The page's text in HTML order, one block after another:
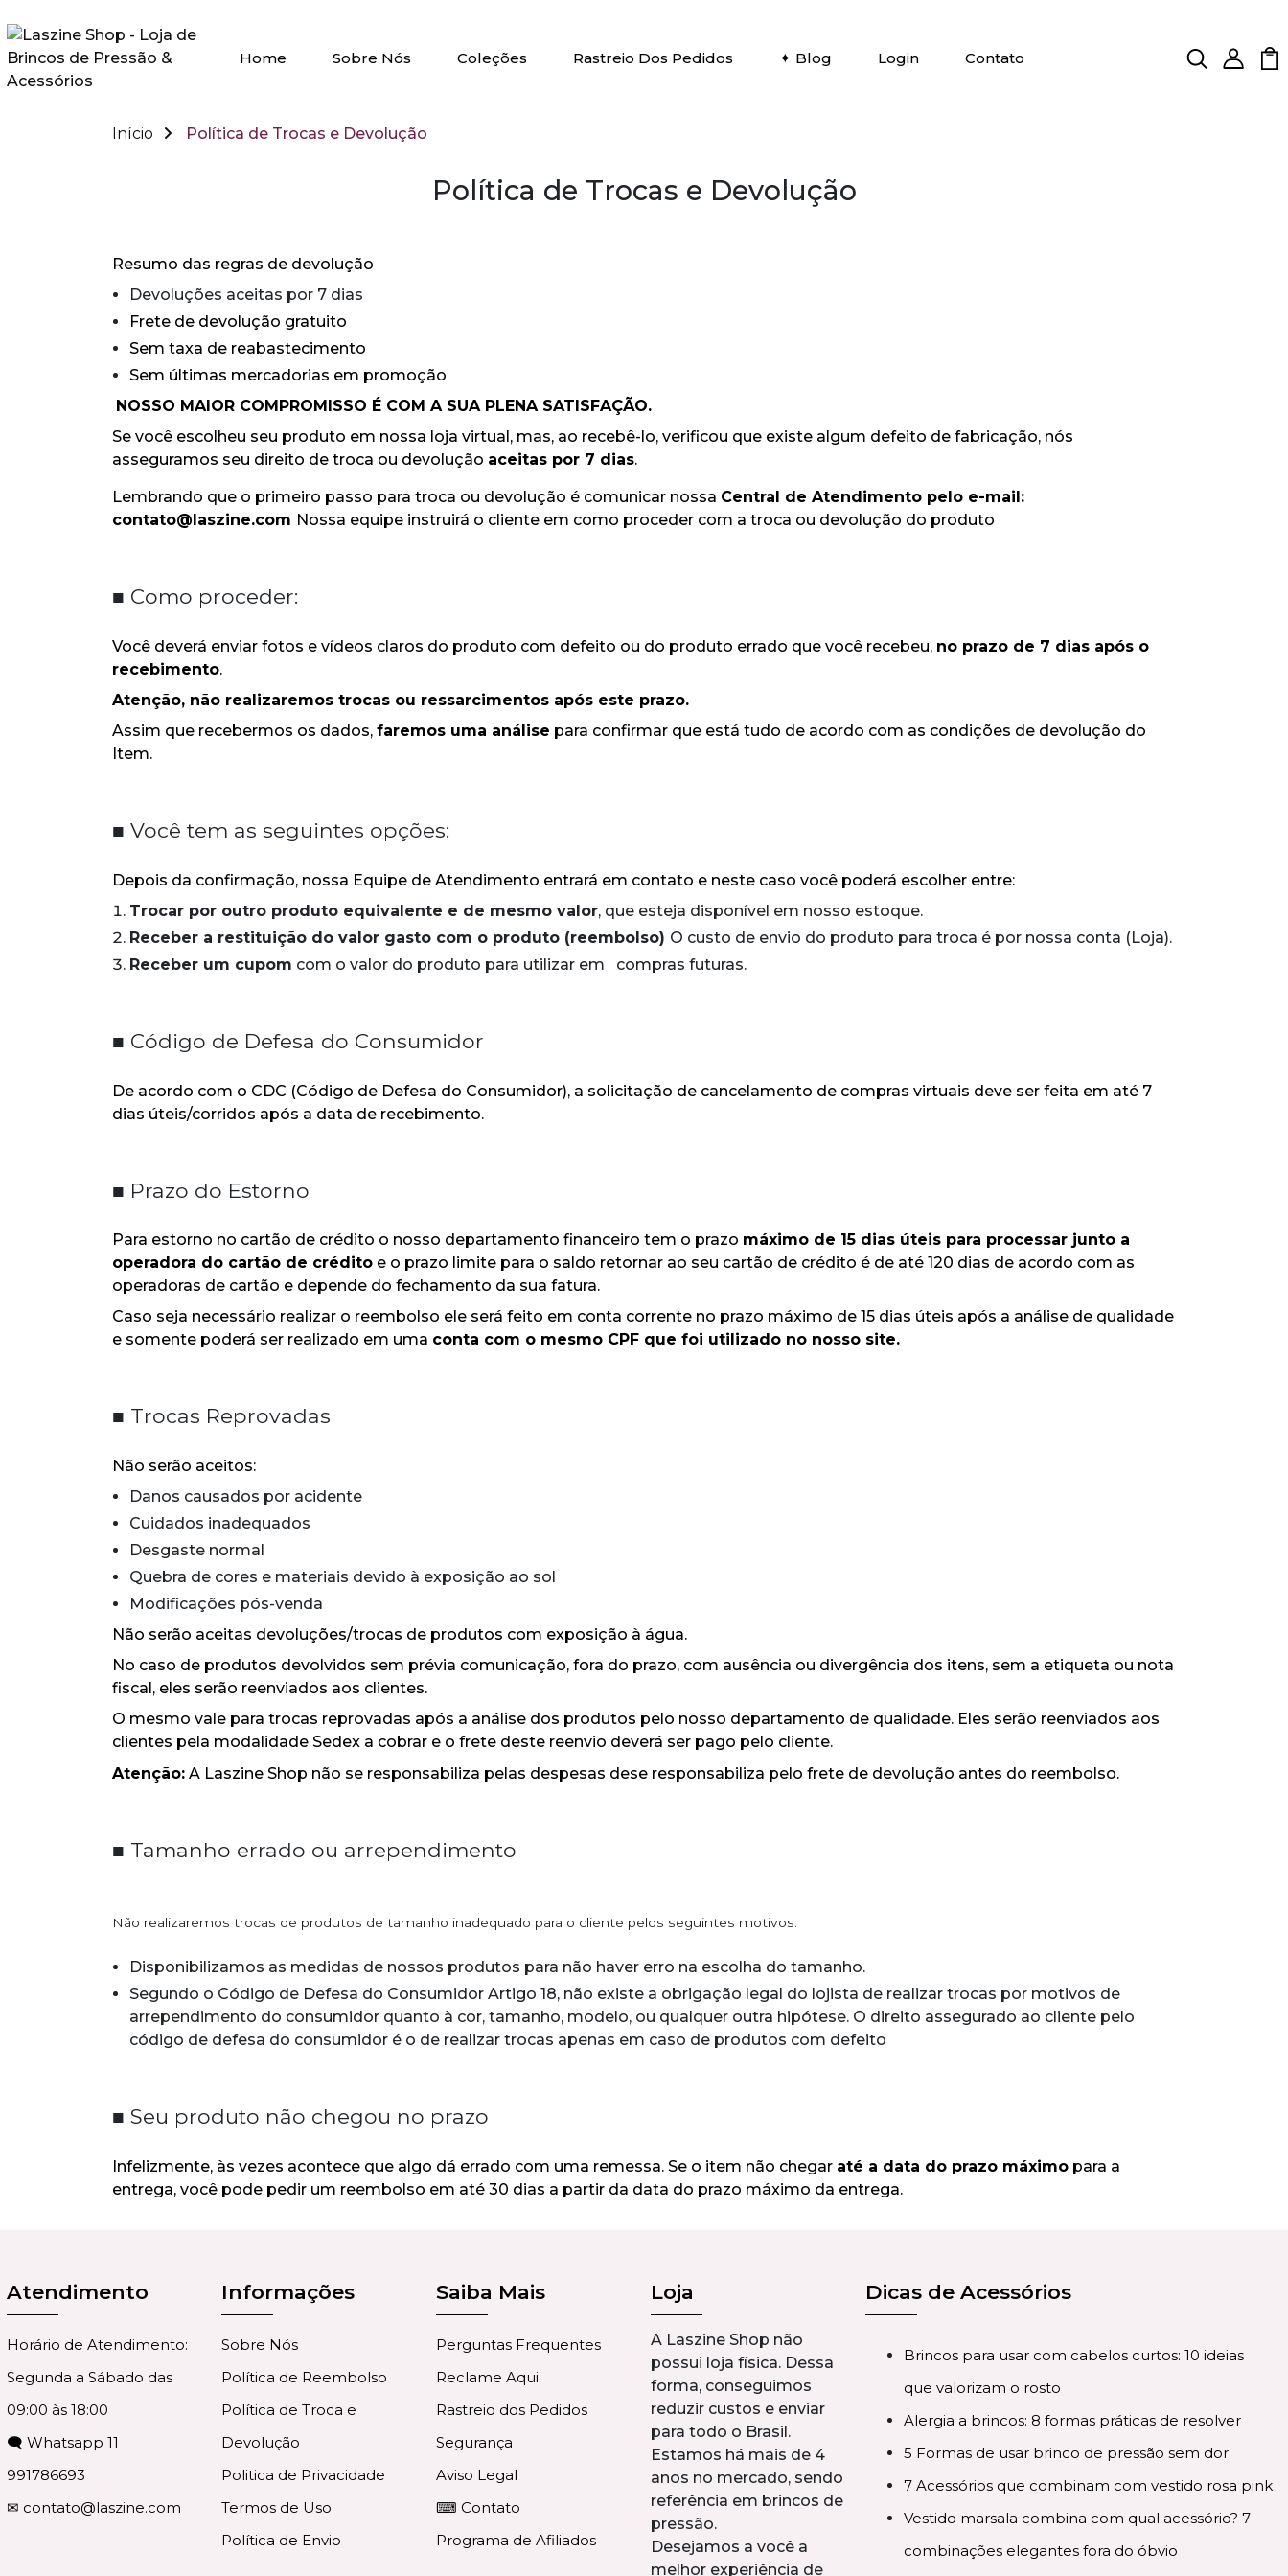
Home Sobre Nós Coleções Rastreio Dos Pedidos ✦ Blog Login Contato
Início Política de Trocas e Devolução
Política de Trocas e Devolução
Resumo das regras de devolução
Devoluções aceitas por 7 dias
Frete de devolução gratuito
Sem taxa de reabastecimento
Sem últimas mercadorias em promoção
NOSSO MAIOR COMPROMISSO É COM A SUA PLENA SATISFAÇÃO.
Se você escolheu seu produto em nossa loja virtual, mas, ao recebê-lo, verificou que existe algum defeito de fabricação, nós
asseguramos seu direito de troca ou devolução aceitas por 7 dias.
Lembrando que o primeiro passo para troca ou devolução é comunicar nossa Central de Atendimento pelo e-mail:
contato@laszine.com Nossa equipe instruirá o cliente em como proceder com a troca ou devolução do produto
■ Como proceder:
Você deverá enviar fotos e vídeos claros do produto com defeito ou do produto errado que você recebeu, no prazo de 7 dias após o
recebimento.
Atenção, não realizaremos trocas ou ressarcimentos após este prazo.
Assim que recebermos os dados, faremos uma análise para confirmar que está tudo de acordo com as condições de devolução do
Item.
■ Você tem as seguintes opções:
Depois da confirmação, nossa Equipe de Atendimento entrará em contato e neste caso você poderá escolher entre:
Trocar por outro produto equivalente e de mesmo valor, que esteja disponível em nosso estoque.
Receber a restituição do valor gasto com o produto (reembolso) O custo de envio do produto para troca é por nossa conta (Loja).
Receber um cupom com o valor do produto para utilizar em compras futuras.
■ Código de Defesa do Consumidor
De acordo com o CDC (Código de Defesa do Consumidor), a solicitação de cancelamento de compras virtuais deve ser feita em até 7
dias úteis/corridos após a data de recebimento.
■ Prazo do Estorno
Para estorno no cartão de crédito o nosso departamento financeiro tem o prazo máximo de 15 dias úteis para processar junto a
operadora do cartão de crédito e o prazo limite para o saldo retornar ao seu cartão de crédito é de até 120 dias de acordo com as
operadoras de cartão e depende do fechamento da sua fatura.
Caso seja necessário realizar o reembolso ele será feito em conta corrente no prazo máximo de 15 dias úteis após a análise de qualidade
e somente poderá ser realizado em uma conta com o mesmo CPF que foi utilizado no nosso site.
■ Trocas Reprovadas
Não serão aceitos:
Danos causados por acidente
Cuidados inadequados
Desgaste normal
Quebra de cores e materiais devido à exposição ao sol
Modificações pós-venda
Não serão aceitas devoluções/trocas de produtos com exposição à água.
No caso de produtos devolvidos sem prévia comunicação, fora do prazo, com ausência ou divergência dos itens, sem a etiqueta ou nota
fiscal, eles serão reenviados aos clientes.
O mesmo vale para trocas reprovadas após a análise dos produtos pelo nosso departamento de qualidade. Eles serão reenviados aos
clientes pela modalidade Sedex a cobrar e o frete deste reenvio deverá ser pago pelo cliente.
Atenção: A Laszine Shop não se responsabiliza pelas despesas dese responsabiliza pelo frete de devolução antes do reembolso.
■ Tamanho errado ou arrependimento
Não realizaremos trocas de produtos de tamanho inadequado para o cliente pelos seguintes motivos:
Disponibilizamos as medidas de nossos produtos para não haver erro na escolha do tamanho.
Segundo o Código de Defesa do Consumidor Artigo 18, não existe a obrigação legal do lojista de realizar trocas por motivos de
arrependimento do consumidor quanto à cor, tamanho, modelo, ou qualquer outra hipótese. O direito assegurado ao cliente pelo
código de defesa do consumidor é o de realizar trocas apenas em caso de produtos com defeito
■ Seu produto não chegou no prazo
Infelizmente, às vezes acontece que algo dá errado com uma remessa. Se o item não chegar até a data do prazo máximo para a
entrega, você pode pedir um reembolso em até 30 dias a partir da data do prazo máximo da entrega.
Atendimento
Horário de Atendimento:
Segunda a Sábado das
09:00 às 18:00
🗨 Whatsapp 11
991786693
✉ contato@laszine.com
Informações
Sobre Nós
Política de Reembolso
Política de Troca e
Devolução
Politica de Privacidade
Termos de Uso
Política de Envio
Saiba Mais
Perguntas Frequentes
Reclame Aqui
Rastreio dos Pedidos
Segurança
Aviso Legal
⌨ Contato
Programa de Afiliados
Loja
A Laszine Shop não
possui loja física. Dessa
forma, conseguimos
reduzir custos e enviar
para todo o Brasil.
Estamos há mais de 4
anos no mercado, sendo
referência em brincos de
pressão.
Desejamos a você a
melhor experiência de
Dicas de Acessórios
Brincos para usar com cabelos curtos: 10 ideias
que valorizam o rosto
Alergia a brincos: 8 formas práticas de resolver
5 Formas de usar brinco de pressão sem dor
7 Acessórios que combinam com vestido rosa pink
Vestido marsala combina com qual acessório? 7
combinações elegantes fora do óbvio